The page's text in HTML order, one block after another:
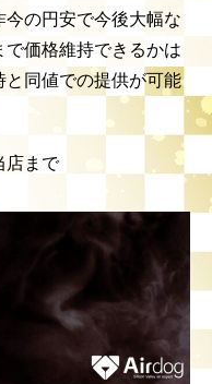
の円安で今後大幅な
価格維持できるかは
同値での提供が可能
店まで